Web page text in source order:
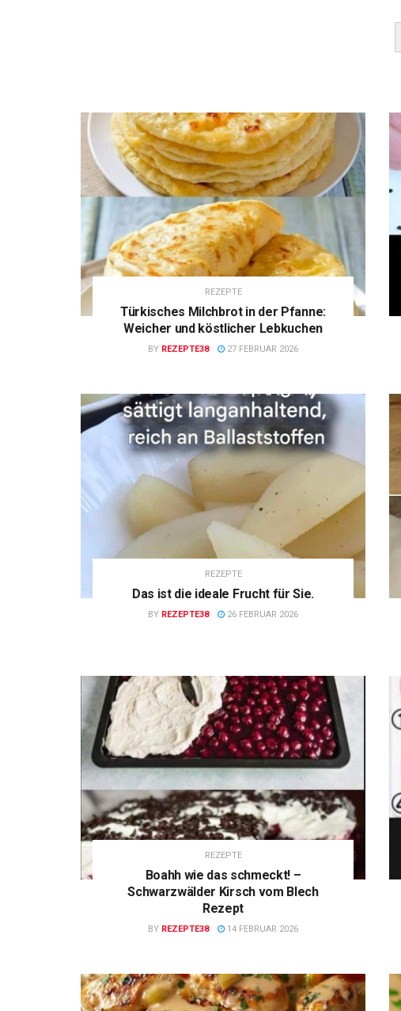
REZEPTE
Türkisches Milchbrot in der Pfanne:
Weicher und köstlicher Lebkuchen
BY REZEPTE38 27 FEBRUAR 2026
REZEPTE
Das ist die ideale Frucht für Sie.
BY REZEPTE38 26 FEBRUAR 2026
REZEPTE
Boahh wie das schmeckt! –
Schwarzwälder Kirsch vom Blech
Rezept
BY REZEPTE38 14 FEBRUAR 2026